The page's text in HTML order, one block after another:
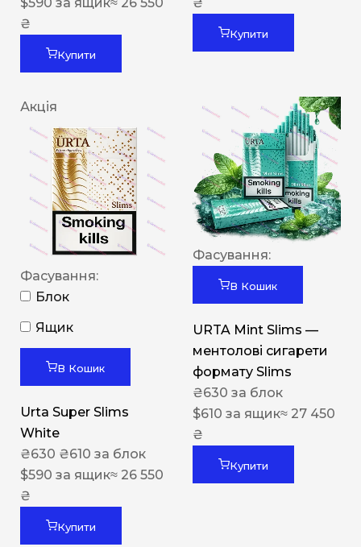
$590 за ящик≈ 26 550
₴
Купити
₴
Купити
Акція
Фасування:
Блок
Ящик
В Кошик
Urta Super Slims
White
₴630 ₴610 за блок
$590 за ящик≈ 26 550
₴
Купити
Фасування:
В Кошик
URTA Mint Slims —
ментолові сигарети
формату Slims
₴630 за блок
$610 за ящик≈ 27 450
₴
Купити